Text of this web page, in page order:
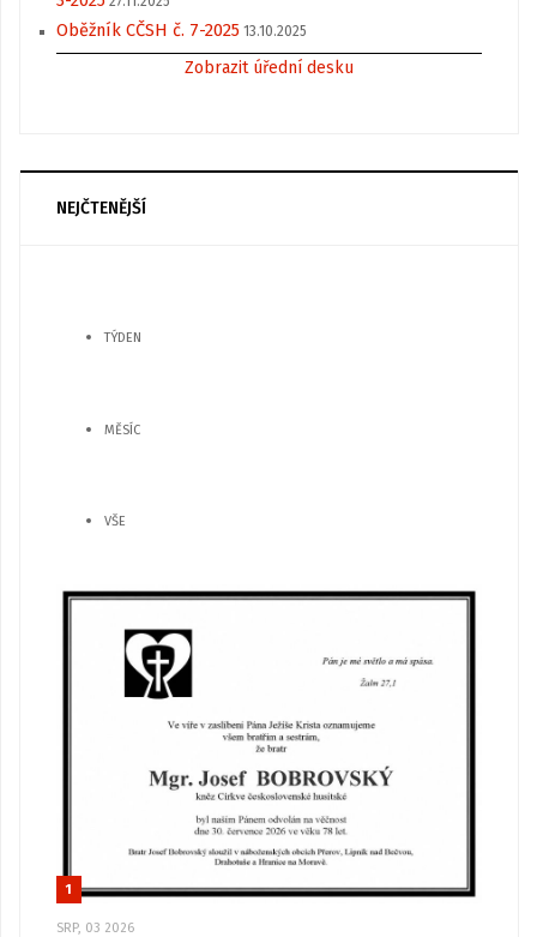
Oběžník CČSH č. 7-2025 13.10.2025
Zobrazit úřední desku
NEJČTENĚJŠÍ
TÝDEN
MĚSÍC
VŠE
1
SRP, 03 2026